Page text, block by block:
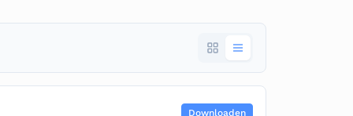
Downloaden